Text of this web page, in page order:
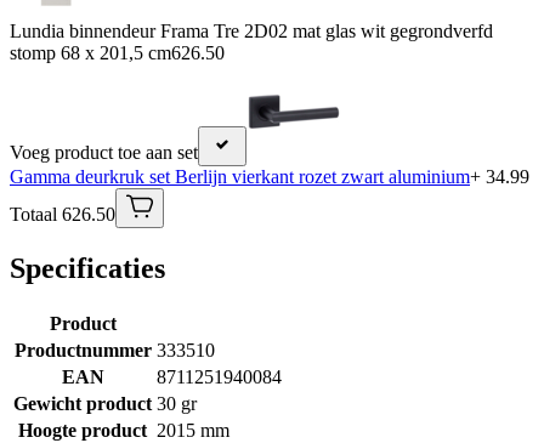
Lundia binnendeur Frama Tre 2D02 mat glas wit gegrondverfd
stomp 68 x 201,5 cm626.50
Voeg product toe aan set
Gamma deurkruk set Berlijn vierkant rozet zwart aluminium+ 34.99
Totaal 626.50
Specificaties
Product
Productnummer 333510
EAN
8711251940084
Gewicht product 30 gr
Hoogte product 2015 mm